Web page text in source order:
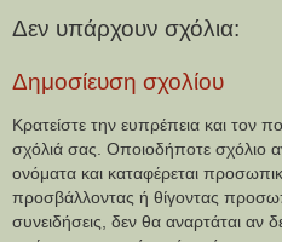
Δεν υπάρχουν σχόλια:
Δημοσίευση σχολίου
Κρατείστε την ευπρέπεια και τον
σχόλιά σας. Οποιοδήποτε σχόλιο
ονόματα και καταφέρεται
προσβάλλοντας ή θίγοντας
συνειδήσεις, δεν θα αναρτάται αν